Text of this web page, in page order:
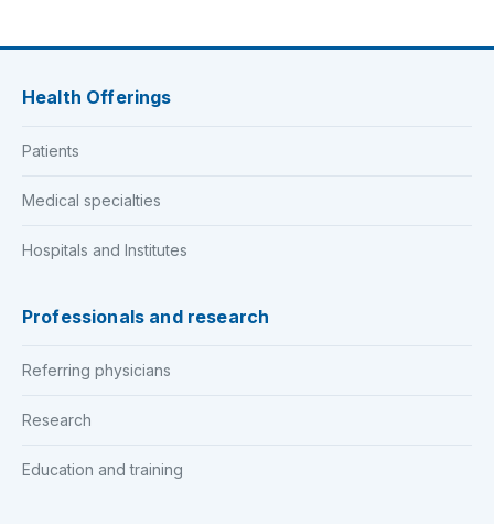
Health Offerings
Patients
Medical specialties
Hospitals and Institutes
Professionals and research
Referring physicians
Research
Education and training